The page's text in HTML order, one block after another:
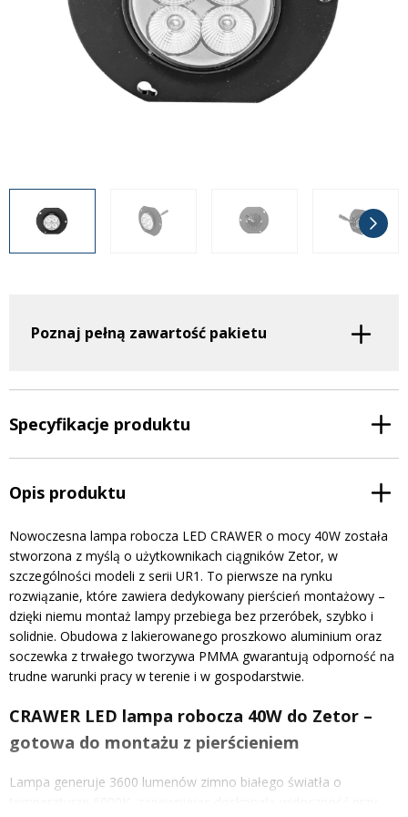
Często zadawane pytania
Kontakt
Bezpłatny projekt oświetlenia
+48 81 884 70 94
Inne akcesoria
Często zadawane pytania
Poznaj pełną zawartość pakietu
Specyfikacje produktu
Opis produktu
Nowoczesna lampa robocza LED CRAWER o mocy 40W została
stworzona z myślą o użytkownikach ciągników Zetor, w
szczególności modeli z serii UR1. To pierwsze na rynku
rozwiązanie, które zawiera dedykowany pierścień montażowy –
dzięki niemu montaż lampy przebiega bez przeróbek, szybko i
solidnie. Obudowa z lakierowanego proszkowo aluminium oraz
soczewka z trwałego tworzywa PMMA gwarantują odporność na
trudne warunki pracy w terenie i w gospodarstwie.
CRAWER LED lampa robocza 40W do Zetor –
gotowa do montażu z pierścieniem
Lampa generuje 3600 lumenów zimno białego światła o